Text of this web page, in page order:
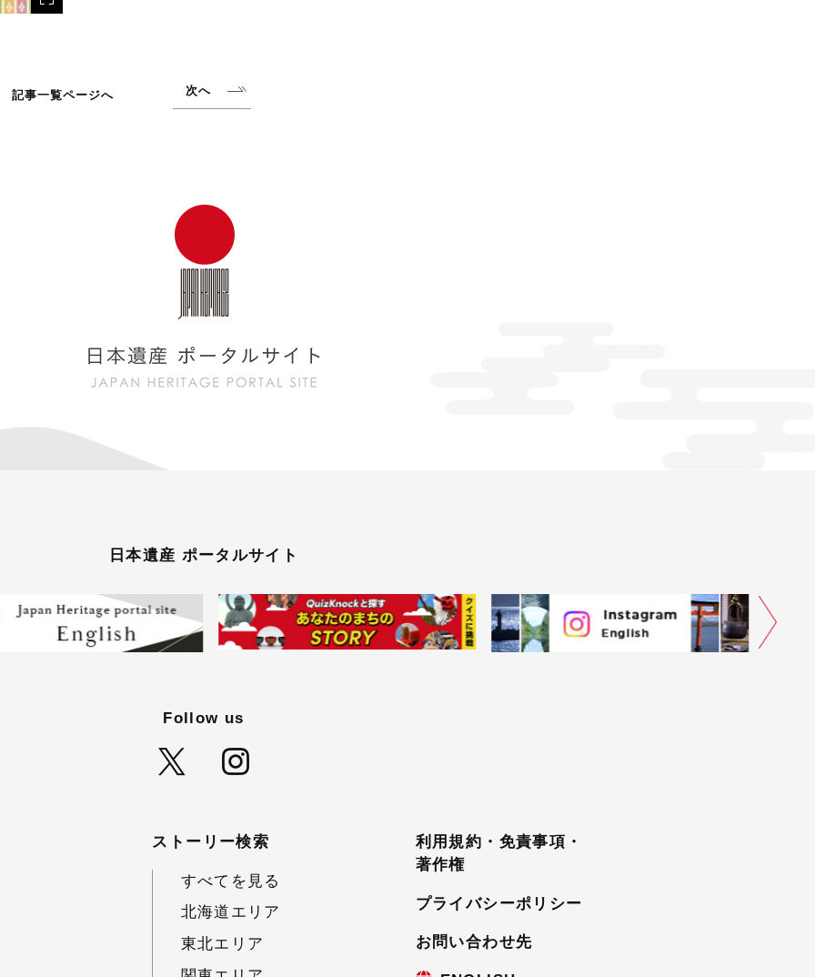
記事一覧ページへ 次へ
日本遺産 ポータルサイト
Follow us
ストーリー検索
すべてを見る
北海道エリア
東北エリア
利用規約・免責事項・
著作権
プライバシーポリシー
お問い合わせ先